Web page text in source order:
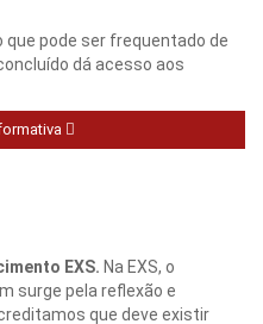
que pode ser frequentado de
dá acesso aos
EXS. Na EXS, o
surge pela reflexão e
que deve existir